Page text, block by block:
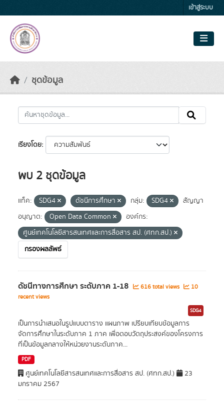
เข้าสู่ระบบ
ชุดข้อมูล
เรียงโดย
พบ 2 ชุดข้อมูล
แท็ค: SDG4 ดัชนีการศึกษา กลุ่ม: SDG4
สัญญา
อนุญาต:
Open Data Common
องค์กร:
ศูนย์เทคโนโลยีสารสนเทศและการสื่อสาร สป. (ศทก.สป.)
กรองผลลัพธ์
ดัชนีทางการศึกษา ระดับภาค 1-18 616 total views
10
recent views
SDG4
เป็นการนำเสนอในรูปแบบตาราง แผนภาพ เปรียบเทียบข้อมูลการ
จัดการศึกษาในระดับภาค 1 ภาค เพื่อตอบวัตถุประสงค์ของโครงการ
ที่เป็นข้อมูลกลางให้หน่วยงานระดับภาค...
PDF
ศูนย์เทคโนโลยีสารสนเทศและการสื่อสาร สป. (ศทก.สป.)
23
มกราคม 2567